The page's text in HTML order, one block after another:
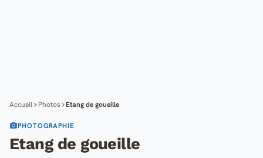
Accueil Photos Etang de goueille
PHOTOGRAPHIE
Etang de goueille